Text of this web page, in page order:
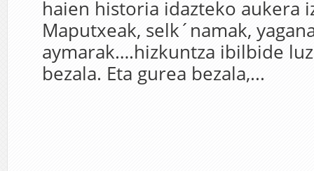
haien historia idazteko aukera
Maputxeak, selk´namak,
aymarak….hizkuntza ibilbide
bezala. Eta gurea bezala,...